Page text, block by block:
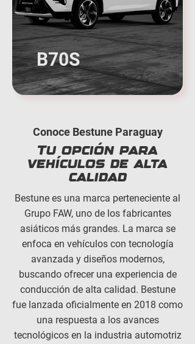
B70S
Conoce Bestune Paraguay
Tu opción para
vehículos de alta
calidad
Bestune es una marca perteneciente al
Grupo FAW, uno de los fabricantes
asiáticos más grandes. La marca se
enfoca en vehículos con tecnología
avanzada y diseños modernos,
buscando ofrecer una experiencia de
conducción de alta calidad. Bestune
fue lanzada oficialmente en 2018 como
una respuesta a los avances
tecnológicos en la industria automotriz